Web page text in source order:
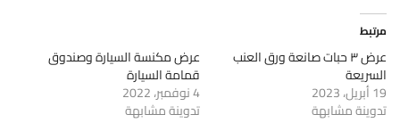
مرتبط
عرض ٣ حبات صانعة ورق العنب
السريعة
19 أبريل، 2023
تدوينة مشابهة
عرض مكنسة السيارة وصندوق
قمامة السيارة
4 نوفمبر، 2022
تدوينة مشابهة